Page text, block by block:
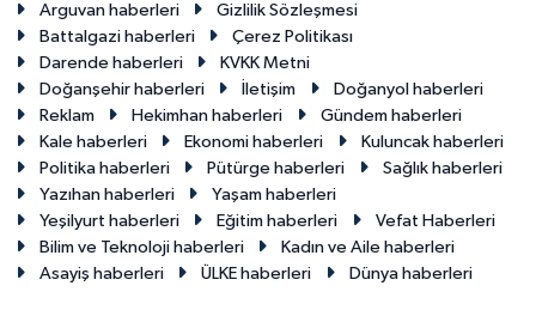
Arguvan haberleri
Gizlilik Sözleşmesi
Battalgazi haberleri
Çerez Politikası
Darende haberleri
KVKK Metni
Doğanşehir haberleri
İletişim
Doğanyol haberleri
Reklam
Hekimhan haberleri
Gündem haberleri
Kale haberleri
Ekonomi haberleri
Kuluncak haberleri
Politika haberleri
Pütürge haberleri
Sağlık haberleri
Yazıhan haberleri
Yaşam haberleri
Yeşilyurt haberleri
Eğitim haberleri
Vefat Haberleri
Bilim ve Teknoloji haberleri
Kadın ve Aile haberleri
Asayiş haberleri
ÜLKE haberleri Dünya haberleri